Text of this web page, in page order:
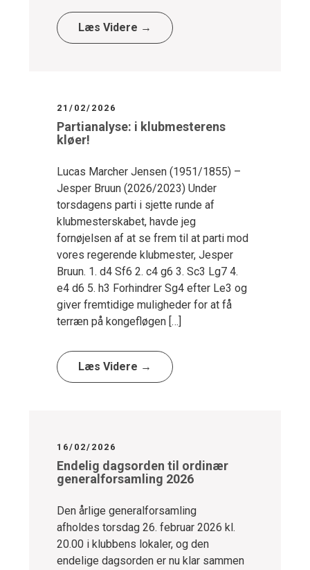
Læs Videre →
21/02/2026
Partianalyse: i klubmesterens
kløer!
Lucas Marcher Jensen (1951/1855) –
Jesper Bruun (2026/2023) Under
torsdagens parti i sjette runde af
klubmesterskabet, havde jeg
fornøjelsen af at se frem til at parti mod
vores regerende klubmester, Jesper
Bruun. 1. d4 Sf6 2. c4 g6 3. Sc3 Lg7 4.
e4 d6 5. h3 Forhindrer Sg4 efter Le3 og
giver fremtidige muligheder for at få
terræn på kongefløgen […]
Læs Videre →
16/02/2026
Endelig dagsorden til ordinær
generalforsamling 2026
Den årlige generalforsamling
afholdes torsdag 26. februar 2026 kl.
20.00 i klubbens lokaler, og den
endelige dagsorden er nu klar sammen